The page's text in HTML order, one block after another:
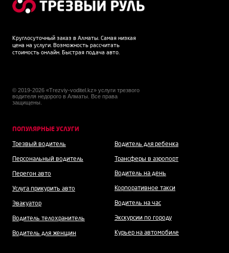
Круглосуточный заказ в Алматы. Самая низкая
цена на услуги. Возможность рассчитать
стоимость онлайн. Быстрая подача авто.
© 2019-2026 «Trezviy-voditel.kz» услуги трезвого
водителя недорого в Алматы. Все права
защищены.
ПОПУЛЯРНЫЕ УСЛУГИ
Трезвый водитель
Персональный водитель
Перегон авто
Услуга прикурить авто
Эвакуатор
Водитель телохранитель
Водитель для женщин
Водитель для ребенка
Трансферы в аэропорт
Водитель на день
Корпоративное такси
Водитель на час
Экскурсии по городу
Курьер на автомобиле